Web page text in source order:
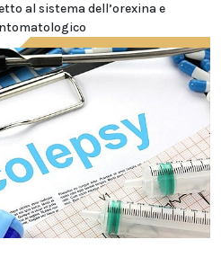
al sistema dell’orexina e